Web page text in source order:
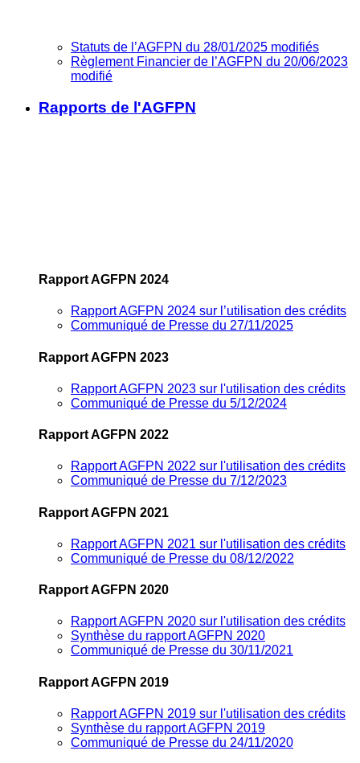
Statuts de l’AGFPN du 28/01/2025 modifiés
Règlement Financier de l’AGFPN du 20/06/2023
modifié
Rapports de l'AGFPN
Rapport AGFPN 2024
Rapport AGFPN 2024 sur l’utilisation des crédits
Communiqué de Presse du 27/11/2025
Rapport AGFPN 2023
Rapport AGFPN 2023 sur l'utilisation des crédits
Communiqué de Presse du 5/12/2024
Rapport AGFPN 2022
Rapport AGFPN 2022 sur l'utilisation des crédits
Communiqué de Presse du 7/12/2023
Rapport AGFPN 2021
Rapport AGFPN 2021 sur l'utilisation des crédits
Communiqué de Presse du 08/12/2022
Rapport AGFPN 2020
Rapport AGFPN 2020 sur l'utilisation des crédits
Synthèse du rapport AGFPN 2020
Communiqué de Presse du 30/11/2021
Rapport AGFPN 2019
Rapport AGFPN 2019 sur l'utilisation des crédits
Synthèse du rapport AGFPN 2019
Communiqué de Presse du 24/11/2020